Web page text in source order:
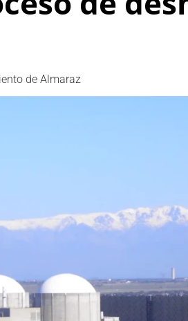
de Almaraz